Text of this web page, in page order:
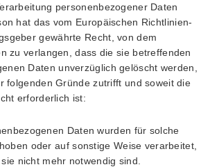
personenbezogener Daten
hat das vom Europäischen Richtlinien-
gewährte Recht, von dem
zu verlangen, dass die sie betreffenden
Daten unverzüglich gelöscht werden,
folgenden Gründe zutrifft und soweit die
erforderlich ist:
Daten wurden für solche
oder auf sonstige Weise verarbeitet,
nicht mehr notwendig sind.